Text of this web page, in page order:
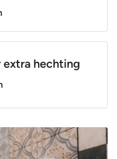
hechting